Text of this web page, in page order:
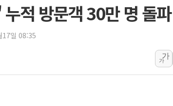
[종합] 청도 흥선리 야산
한미 법카 제보자 "신동
에어로케이항공, 청주-
네이버, AI 브리핑 도입
SKT, '8월 월간 럭키 페
LG헬로비전 '헬로모바
적 방문객 30만 명 돌파
17일 08:35
가
가